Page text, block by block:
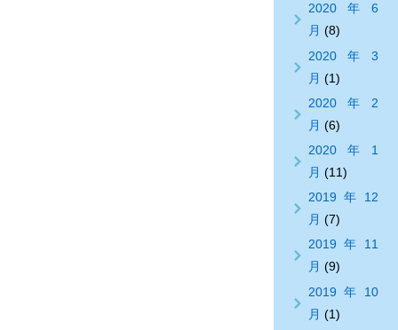
2020年6
月 (8)
2020年3
月 (1)
2020年2
月 (6)
2020年1
月 (11)
2019年12
月 (7)
2019年11
月 (9)
2019年10
月 (1)